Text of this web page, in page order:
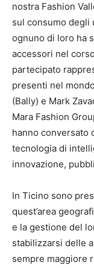
nostra Fashion
sul consumo degli
ognuno di loro ha
accessori nel
partecipato
presenti nel
(Bally) e Mark
Mara Fashion
hanno conversato
tecnologia di
innovazione,
In Ticino sono
quest’area
e la gestione del
stabilizzarsi delle
sempre maggiore